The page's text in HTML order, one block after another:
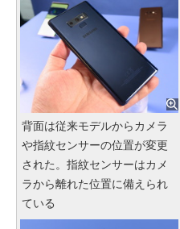
背面は従来モデルからカメラ
や指紋センサーの位置が変更
された。指紋センサーはカメ
ラから離れた位置に備えられ
ている